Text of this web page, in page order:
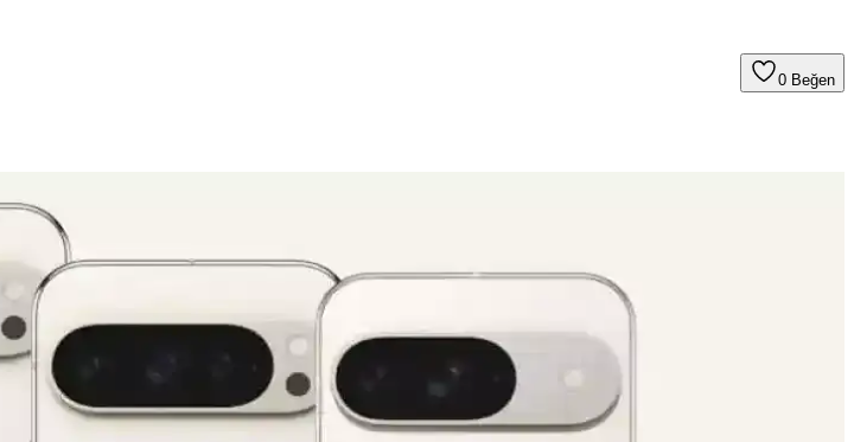
0 Beğen
Performans
Güçlü A18 Bionic çip, uzun pil ömrü ve 5G desteğiyle üstün kullanıcı deneyimi sunar.
olabilir. Ancak teknik zorluklar ve gizlilik endişeleri önemli tartışma konuları olarak öne çıkıyor.
Akıllı Telefon
akıllı telefon. Uzun pil ömrü ve yenilikçi özellikleriyle kullanıcıların beklentilerini karşılar.